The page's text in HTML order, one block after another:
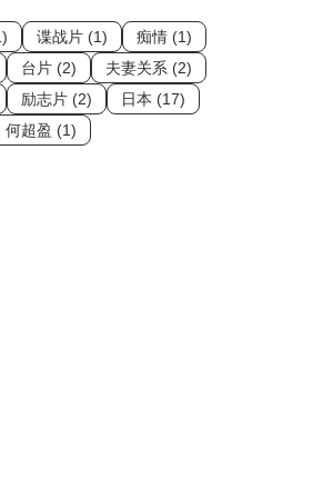
谍战片 (1)
痴情 (1)
台片 (2)
夫妻关系 (2)
励志片 (2)
日本 (17)
何超盈 (1)